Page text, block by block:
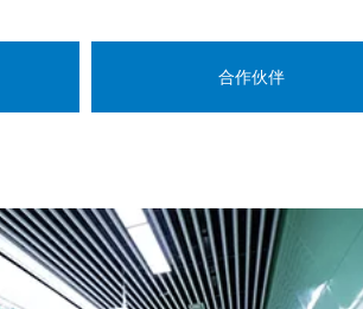
合作伙伴